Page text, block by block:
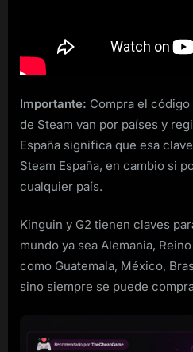
Importante: Compra el
de Steam van por países y
España significa que esa
Steam España, en cambio si
cualquier país.
Kinguin y G2 tienen claves
mundo ya sea Alemania,
como Guatemala, México,
sino siempre se puede